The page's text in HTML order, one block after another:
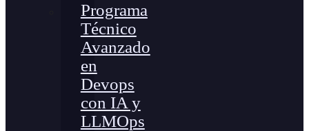
Programa
Técnico
Avanzado
en
Devops
con IA y
LLMOps